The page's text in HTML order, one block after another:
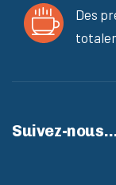
Des
Suivez-